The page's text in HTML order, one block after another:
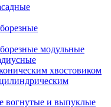
модульные
хвостовиком
вогнутые и выпуклые